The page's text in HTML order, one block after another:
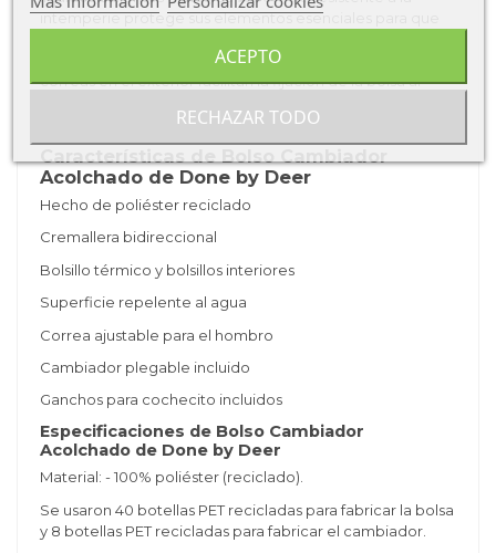
intemperie protege sus elementos esenciales para que
poliéster reciclado. El cambiador es acolchado suave. Las
correas en el exterior facilitan la fijación de la bolsa al
con un paño húmedo.
Acolchado de Done by Deer
Hecho de poliéster reciclado
Cremallera bidireccional
Bolsillo térmico y bolsillos interiores
Superficie repelente al agua
Correa ajustable para el hombro
Cambiador plegable incluido
Ganchos para cochecito incluidos
Especificaciones de Bolso Cambiador
Acolchado de Done by Deer
Material: - 100% poliéster (reciclado).
Se usaron 40 botellas PET recicladas para fabricar la bolsa
y 8 botellas PET recicladas para fabricar el cambiador.
RECHAZAR TODO
ACEPTO